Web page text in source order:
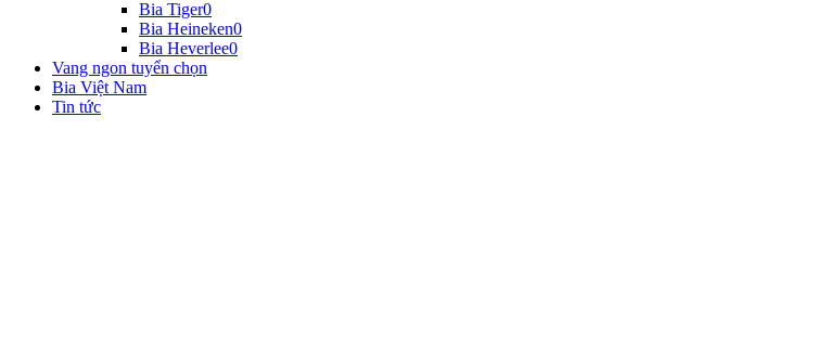
Bia Tiger0
Bia Heineken0
Bia Heverlee0
Vang ngon tuyển chọn
Bia Việt Nam
Tin tức